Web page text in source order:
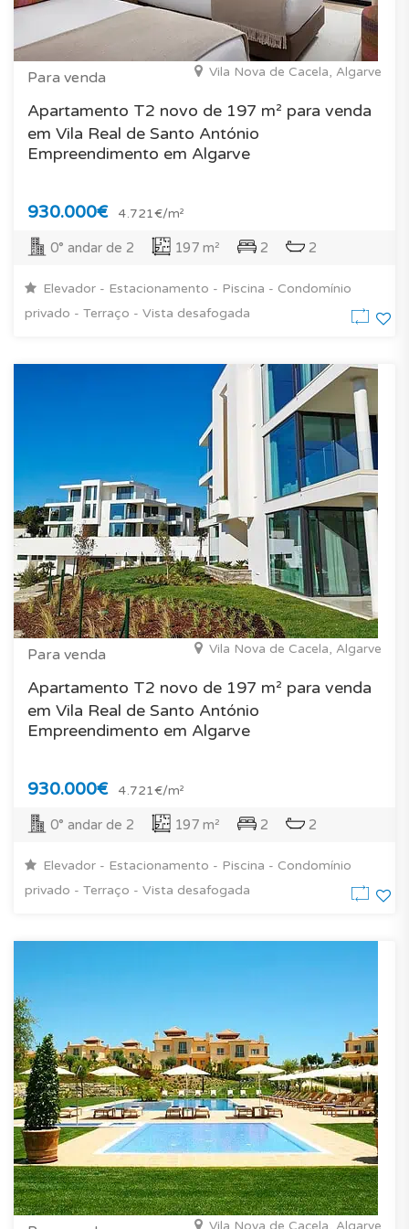
Para venda Vila Nova de Cacela, Algarve
Apartamento T2 novo de 197 m² para venda
em Vila Real de Santo António
Empreendimento em Algarve
930.000€ 4.721€/m²
0° andar de 2 197 m² 2 2
Elevador - Estacionamento - Piscina - Condomínio
privado - Terraço - Vista desafogada
Para venda Vila Nova de Cacela, Algarve
Apartamento T2 novo de 197 m² para venda
em Vila Real de Santo António
Empreendimento em Algarve
930.000€ 4.721€/m²
0° andar de 2 197 m² 2 2
Elevador - Estacionamento - Piscina - Condomínio
privado - Terraço - Vista desafogada